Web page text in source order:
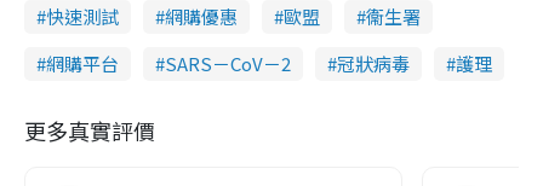
快速測試
網購優惠 歐盟
衞生署
網購平台
SARS－CoV－2 冠狀病毒 護理
更多真實評價